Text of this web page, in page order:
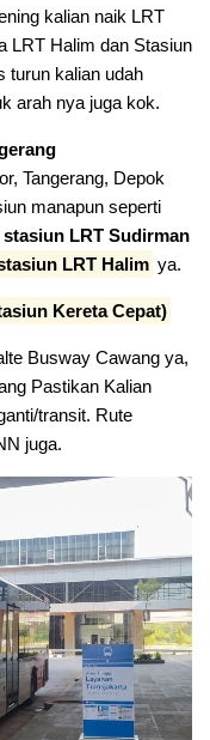
kalian naik LRT
LRT Halim dan Stasiun
turun kalian udah
arah nya juga kok.
Tangerang, Depok
manapun seperti
stasiun LRT Sudirman
LRT Halim ya.
Kereta Cepat)
Busway Cawang ya,
Pastikan Kalian
transit. Rute
juga.